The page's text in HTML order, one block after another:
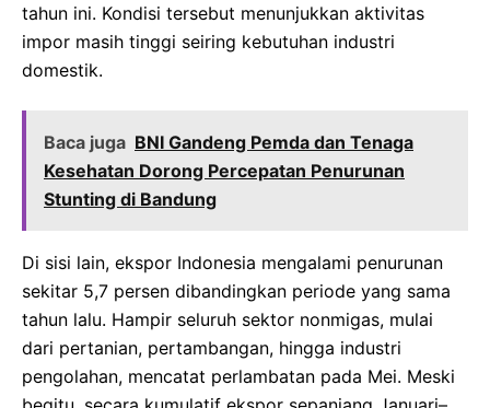
tahun ini. Kondisi tersebut menunjukkan aktivitas
impor masih tinggi seiring kebutuhan industri
domestik.
Baca juga BNI Gandeng Pemda dan Tenaga
Kesehatan Dorong Percepatan Penurunan
Stunting di Bandung
Di sisi lain, ekspor Indonesia mengalami penurunan
sekitar 5,7 persen dibandingkan periode yang sama
tahun lalu. Hampir seluruh sektor nonmigas, mulai
dari pertanian, pertambangan, hingga industri
pengolahan, mencatat perlambatan pada Mei. Meski